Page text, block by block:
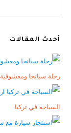
أحدث المقالات
رحلة سبانجا ومعشوقية
السياحة في تركيا